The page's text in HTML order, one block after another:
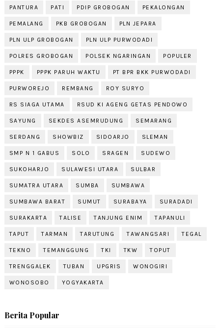
PANTURA PATI PDIP GROBOGAN PEKALONGAN
PEMALANG PKB GROBOGAN PLN JEPARA
PLN ULP GROBOGAN PLN ULP PURWODADI
POLRES GROBOGAN POLSEK NGARINGAN POPULER
PPPK PPPK PARUH WAKTU PT BPR BKK PURWODADI
PURWOREJO REMBANG ROY SURYO
RS SIAGA UTAMA RSUD KI AGENG GETAS PENDOWO
SAYUNG SEKDES ASEMRUDUNG SEMARANG
SERDANG SHOWBIZ SIDOARJO SLEMAN
SMP N 1 GABUS SOLO SRAGEN SUDEWO
SUKOHARJO SULAWESI UTARA SULBAR
SUMATRA UTARA SUMBA SUMBAWA
SUMBAWA BARAT SUMUT SURABAYA SURADADI
SURAKARTA TALISE TANJUNG ENIM TAPANULI
TAPUT TARMAN TARUTUNG TAWANGSARI TEGAL
TEKNO TEMANGGUNG TKI TKW TOPUT
TRENGGALEK TUBAN UPGRIS WONOGIRI
WONOSOBO YOGYAKARTA
Berita Popular